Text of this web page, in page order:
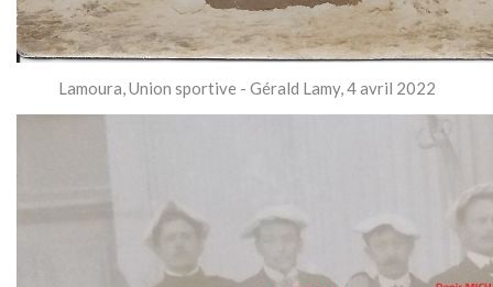
Lamoura, Union sportive - Gérald Lamy, 4 avril 2022